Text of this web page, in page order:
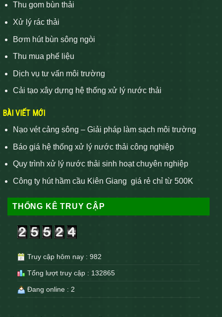
Thu gom bùn thải
Xử lý rác thải
Bơm hút bùn sông ngòi
Thu mua phế liệu
Dịch vụ tư vấn môi trường
Cải tạo xây dựng hệ thống xử lý nước thải
BÀI VIẾT MỚI
Nạo vét cảng sông – Giải pháp làm sạch môi trường
Báo giá hệ thống xử lý nước thải công nghiệp
Quy trình xử lý nước thải sinh hoạt chuyên nghiệp
Công ty hút hầm cầu Kiên Giang giá rẻ chỉ từ 500K
THỐNG KÊ TRUY CẬP
Truy cập hôm nay : 982
Tổng lượt truy cập : 132865
Đang online : 2